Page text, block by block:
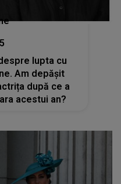
lupta cu
Am depășit
după ce a
acestui an?